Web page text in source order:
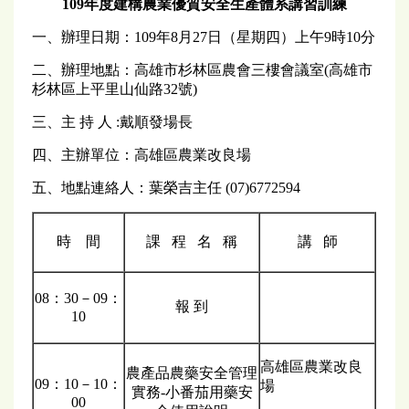
109年度建構農業優質安全生產體系講習訓練
一、辦理日期：109年8月27日（星期四）上午9時10分
二、辦理地點：高雄市杉林區農會三樓會議室(高雄市
杉林區上平里山仙路32號)
三、主 持 人 :戴順發場長
四、主辦單位：高雄區農業改良場
五、地點連絡人：葉榮吉主任 (07)6772594
時 間 課 程 名 稱 講 師
08：30－09：
10
報 到
09：10－10：
00
農產品農藥安全管理
實務-小番茄用藥安
高雄區農業改良
場